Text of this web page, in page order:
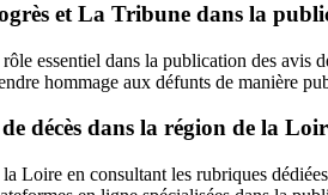
et La Tribune dans la
essentiel dans la publication des
hommage aux défunts de manière
décès dans la région de la
Loire en consultant les rubriques